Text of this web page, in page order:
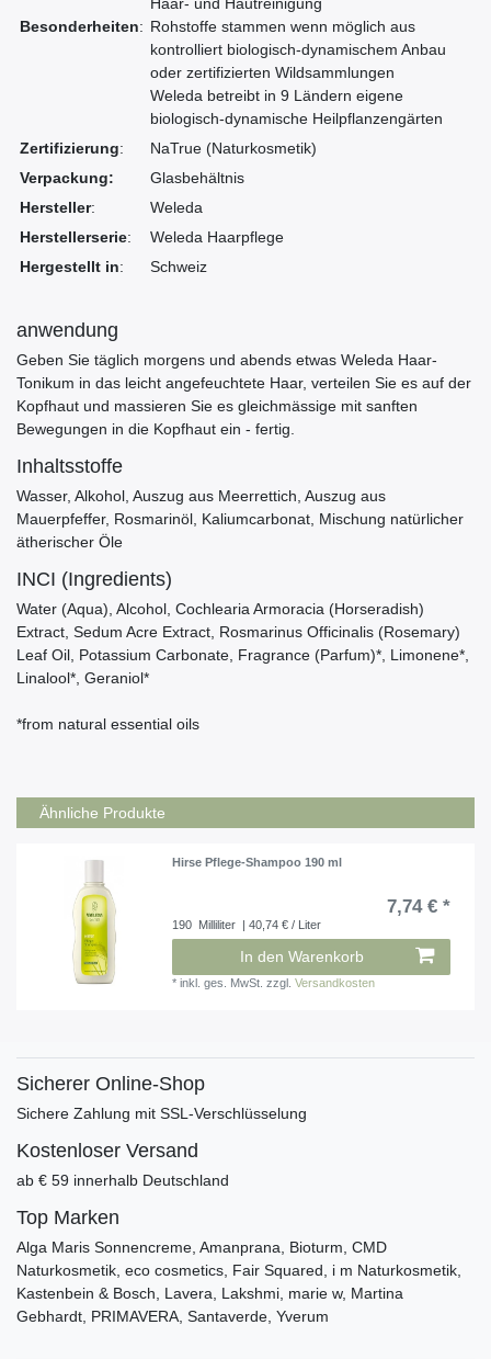
Besonderheiten:
Haar- und Hautreinigung
Rohstoffe stammen wenn möglich aus
kontrolliert biologisch-dynamischem Anbau
oder zertifizierten Wildsammlungen
Weleda betreibt in 9 Ländern eigene
biologisch-dynamische Heilpflanzengärten
Zertifizierung:
NaTrue (Naturkosmetik)
Verpackung:
Glasbehältnis
Hersteller:
Weleda
Herstellerserie:
Weleda Haarpflege
Hergestellt in: Schweiz
anwendung
Geben Sie täglich morgens und abends etwas Weleda Haar-
Tonikum in das leicht angefeuchtete Haar, verteilen Sie es auf der
Kopfhaut und massieren Sie es gleichmässige mit sanften
Bewegungen in die Kopfhaut ein - fertig.
Inhaltsstoffe
Wasser, Alkohol, Auszug aus Meerrettich, Auszug aus
Mauerpfeffer, Rosmarinöl, Kaliumcarbonat, Mischung natürlicher
ätherischer Öle
INCI (Ingredients)
Water (Aqua), Alcohol, Cochlearia Armoracia (Horseradish)
Extract, Sedum Acre Extract, Rosmarinus Officinalis (Rosemary)
Leaf Oil, Potassium Carbonate, Fragrance (Parfum)*, Limonene*,
Linalool*, Geraniol*
*from natural essential oils
Ähnliche Produkte
Hirse Pflege-Shampoo 190 ml
7,74 € *
190 Milliliter | 40,74 € / Liter
In den Warenkorb
*inkl. ges. MwSt. zzgl.Versandkosten
Sicherer Online-Shop
Sichere Zahlung mit SSL-Verschlüsselung
Kostenloser Versand
ab € 59 innerhalb Deutschland
Top Marken
Alga Maris Sonnencreme, Amanprana, Bioturm, CMD
Naturkosmetik, eco cosmetics, Fair Squared, i m Naturkosmetik,
Kastenbein & Bosch, Lavera, Lakshmi, marie w, Martina
Gebhardt, PRIMAVERA, Santaverde, Yverum